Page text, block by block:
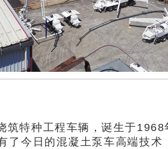
筑特种工程车辆，诞生于
了今日的混凝土泵车高端技